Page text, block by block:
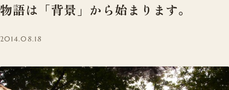
物語は「背景」から始まります。
2014.08.18